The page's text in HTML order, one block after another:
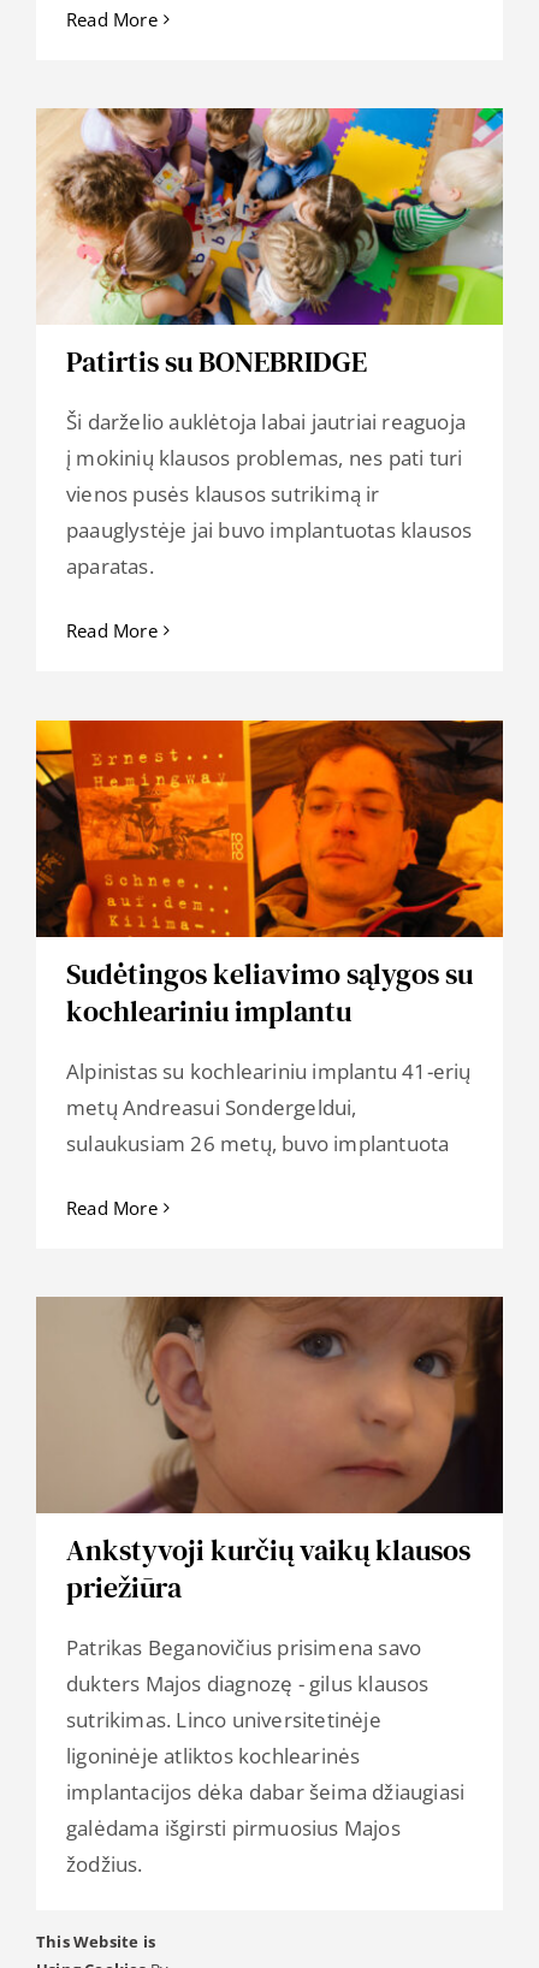
Read More
Patirtis su BONEBRIDGE
Ši darželio auklėtoja labai jautriai reaguoja
į mokinių klausos problemas, nes pati turi
vienos pusės klausos sutrikimą ir
paauglystėje jai buvo implantuotas klausos
aparatas.
Read More
Sudėtingos keliavimo sąlygos su
kochleariniu implantu
Alpinistas su kochleariniu implantu 41-erių
metų Andreasui Sondergeldui,
sulaukusiam 26 metų, buvo implantuota
Read More
Ankstyvoji kurčių vaikų klausos
priežiūra
Patrikas Beganovičius prisimena savo
dukters Majos diagnozę - gilus klausos
sutrikimas. Linco universitetinėje
ligoninėje atliktos kochlearinės
implantacijos dėka dabar šeima džiaugiasi
galėdama išgirsti pirmuosius Majos
žodžius.
This Website is